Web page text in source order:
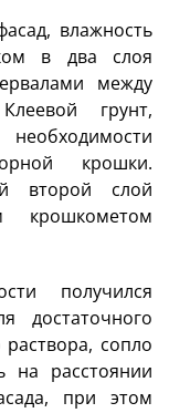
влажность
в два слоя
между
грунт,
крошки.
второй слой
крошкометом
получился
достаточного
сопло
на расстоянии
при этом